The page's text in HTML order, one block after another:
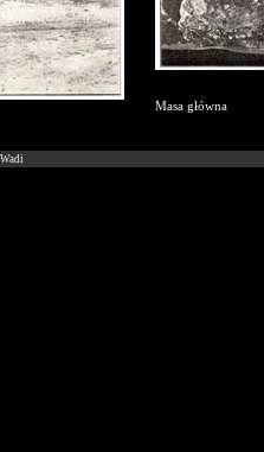
Masa główna